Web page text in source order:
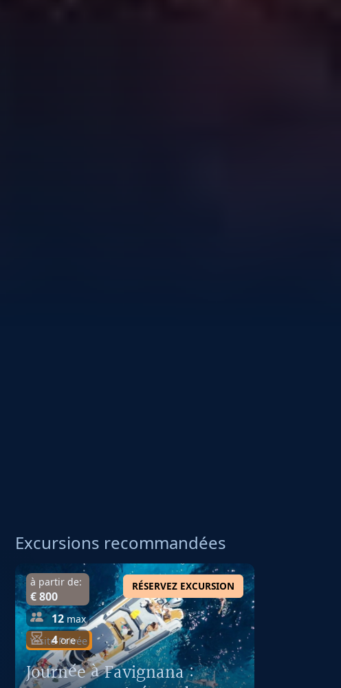
Excursions recommandées
RÉSERVEZ EXCURSION
à partir de:
€ 800
12 max
4 ore
Visite Privée
Journée à Favignana :